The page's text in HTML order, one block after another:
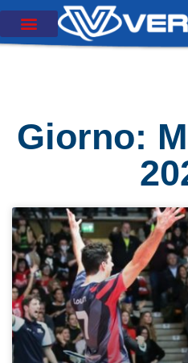
Giorno: